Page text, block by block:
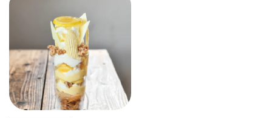
NEW OPEN
SERIES
CULTURE